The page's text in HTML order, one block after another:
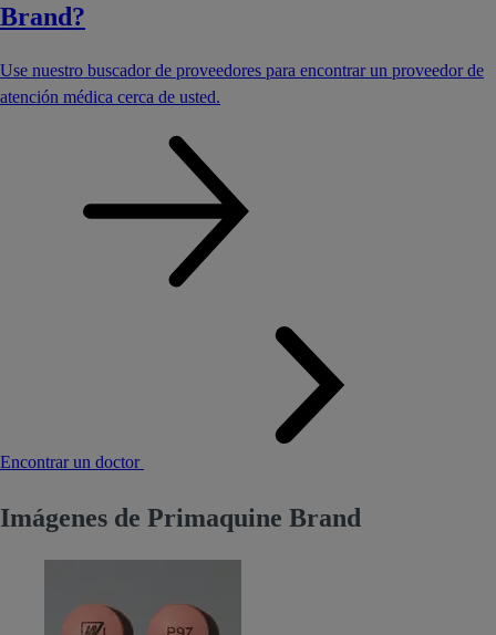
Brand?
Use nuestro buscador de proveedores para encontrar un proveedor de
atención médica cerca de usted.
Encontrar un doctor
Imágenes de Primaquine Brand